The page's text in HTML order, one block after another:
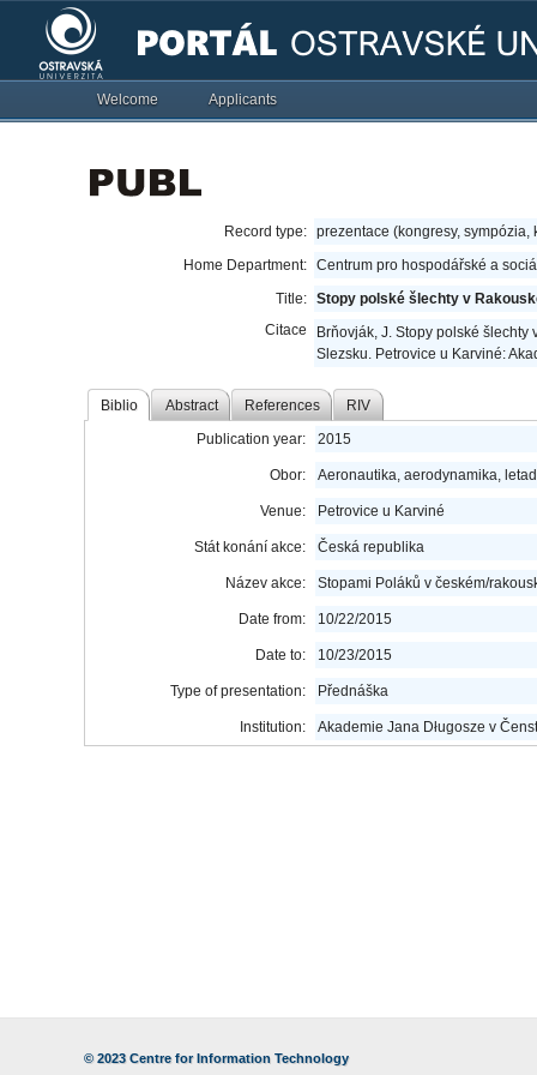
Welcome Applicants
Record type: prezentace (kongresy, sympózia,
Home Department: Centrum pro hospodářské a
Title: Stopy polské šlechty v
Citace
Brňovják, J. Stopy polské
Slezsku. Petrovice u Karviné:
Biblio Abstract References RIV
Publication year: 2015
Obor: Aeronautika, aerodynamika,
Venue: Petrovice u Karviné
Stát konání akce: Česká republika
Název akce: Stopami Poláků v českém/
Date from: 10/22/2015
Date to: 10/23/2015
Type of presentation: Přednáška
Institution: Akademie Jana Długosze v
© 2023 Centre for Information Technology